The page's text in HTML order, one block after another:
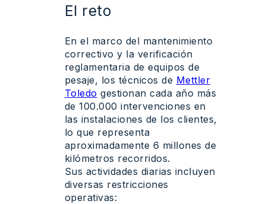
El reto
En el marco del mantenimiento
correctivo y la verificación
reglamentaria de equipos de
pesaje, los técnicos de Mettler
Toledo gestionan cada año más
de 100.000 intervenciones en
las instalaciones de los clientes,
lo que representa
aproximadamente 6 millones de
kilómetros recorridos.
Sus actividades diarias incluyen
diversas restricciones
operativas: